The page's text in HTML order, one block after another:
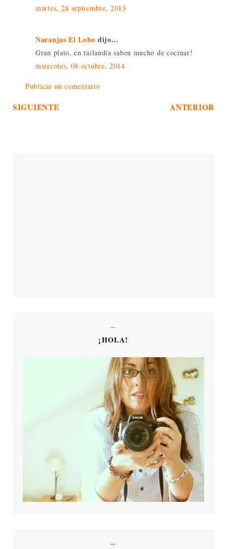
martes, 24 septiembre, 2013
Naranjas El Lobo dijo...
Gran plato, en tailandia saben mucho de cocinar!
miércoles, 08 octubre, 2014
Publicar un comentario
SIGUIENTE ANTERIOR
¡HOLA!